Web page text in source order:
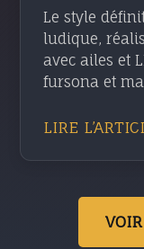
Le style
ludique,
avec ailes et
fursona et
LIRE